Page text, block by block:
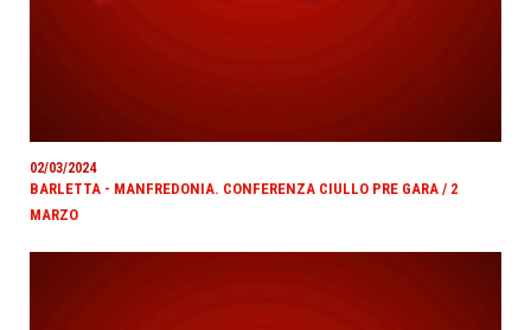
02/03/2024
BARLETTA - MANFREDONIA. CONFERENZA CIULLO PRE GARA / 2
MARZO